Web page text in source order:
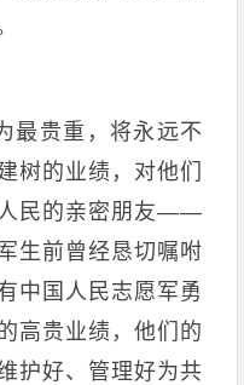
贵重，将永远不
树的业绩，对他们
民的亲密朋友——
生前曾经恳切嘱咐
中国人民志愿军勇
高贵业绩，他们的
护好、管理好为共